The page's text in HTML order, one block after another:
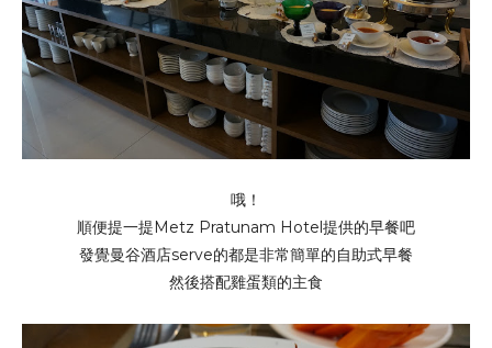
哦！
順便提一提Metz Pratunam Hotel提供的早餐吧
發覺曼谷酒店serve的都是非常簡單的自助式早餐
然後搭配雞蛋類的主食